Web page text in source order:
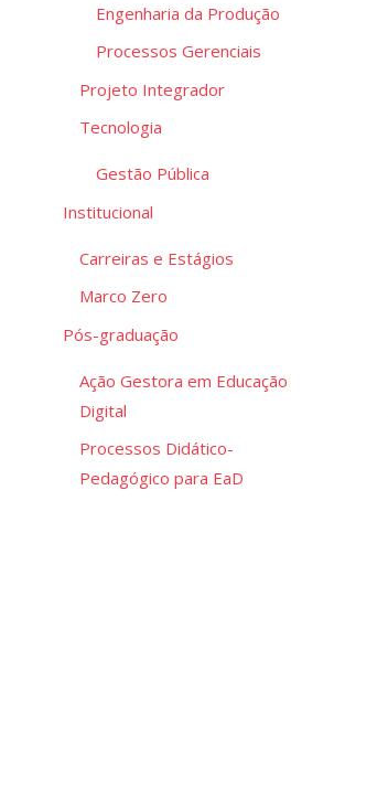
Engenharia da Produção
Processos Gerenciais
Projeto Integrador
Tecnologia
Gestão Pública
Institucional
Carreiras e Estágios
Marco Zero
Pós-graduação
Ação Gestora em Educação
Digital
Processos Didático-
Pedagógico para EaD